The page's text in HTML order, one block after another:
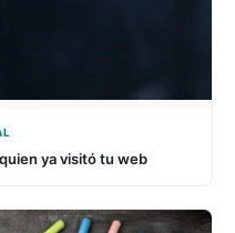
ya visitó tu web